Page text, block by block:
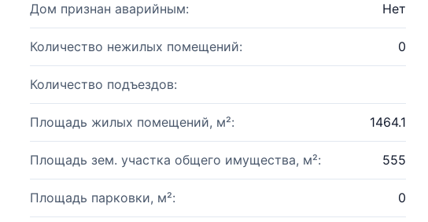
Дом признан аварийным: Нет
Количество нежилых помещений: 0
Количество подъездов:
Площадь жилых помещений, м²: 1464.1
Площадь зем. участка общего имущества, м²: 555
Площадь парковки, м²: 0